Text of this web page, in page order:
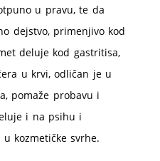
u pravu, te da
dejstvo, primenjivo kod
deluje kod gastritisa,
u krvi, odličan je u
pomaže probavu i
i na psihu i
kozmetičke svrhe.